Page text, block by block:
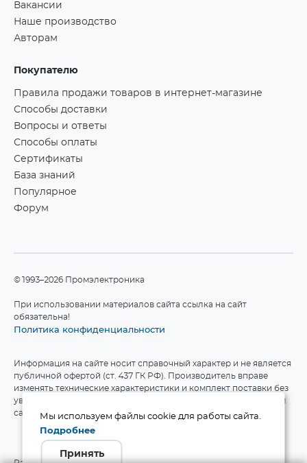
Вакансии
Наше производство
Авторам
Покупателю
Правила продажи товаров в интернет-магазине
Способы доставки
Вопросы и ответы
Способы оплаты
Сертификаты
База знаний
Популярное
Форум
©1993–2026 Промэлектроника
При использовании материалов сайта ссылка на сайт
обязательна!
Политика конфиденциальности
Информация на сайте носит справочный характер и не является
публичной офертой (ст. 437 ГК РФ). Производитель вправе
изменять технические характеристики и комплект поставки без
уведомления. Актуальные данные приведены на официальном
сайте производителя.
Мы используем файлы cookie для работы сайта.
Подробнее
Принять